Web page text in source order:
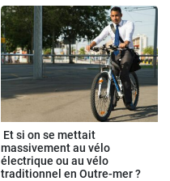
Et si on se mettait
massivement au vélo
électrique ou au vélo
traditionnel en Outre-mer ?